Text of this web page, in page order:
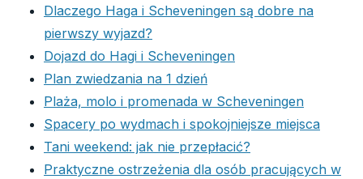
Dlaczego Haga i Scheveningen są dobre na
pierwszy wyjazd?
Dojazd do Hagi i Scheveningen
Plan zwiedzania na 1 dzień
Plaża, molo i promenada w Scheveningen
Spacery po wydmach i spokojniejsze miejsca
Tani weekend: jak nie przepłacić?
Praktyczne ostrzeżenia dla osób pracujących w